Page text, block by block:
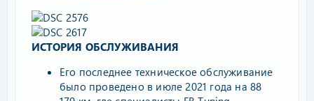
ИСТОРИЯ ОБСЛУЖИВАНИЯ
Его последнее техническое обслуживание
было проведено в июле 2021 года на 88